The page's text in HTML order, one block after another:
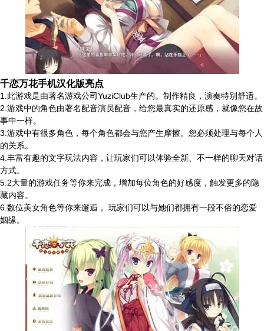
千恋万花手机汉化版亮点
1.此游戏是由著名游戏公司YuziClub生产的。制作精良，演奏特别舒适。
2.游戏中的角色由著名配音演员配音，给您最真实的还原感，就像您在故
事中一样。
3.游戏中有很多角色，每个角色都会与您产生摩擦。您必须处理与每个人
的关系。
4.丰富有趣的文字玩法内容，让玩家们可以体验全新、不一样的聊天对话
方式。
5.2大量的游戏任务等你来完成，增加每位角色的好感度，触发更多的隐
藏内容。
6.数位美女角色等你来邂逅， 玩家们可以与她们都拥有一段不俗的恋爱
姻缘。